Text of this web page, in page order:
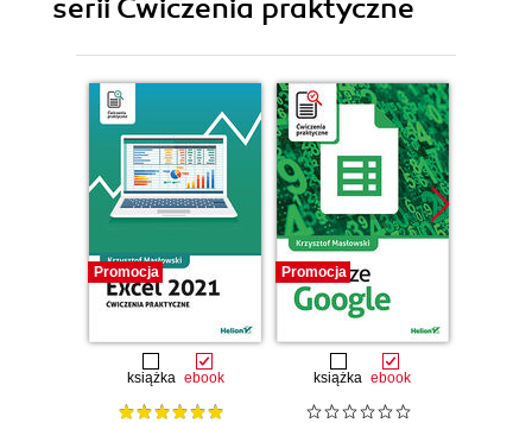
serii Ćwiczenia praktyczne
Promocja
książka ebook
Promocja
książka ebook